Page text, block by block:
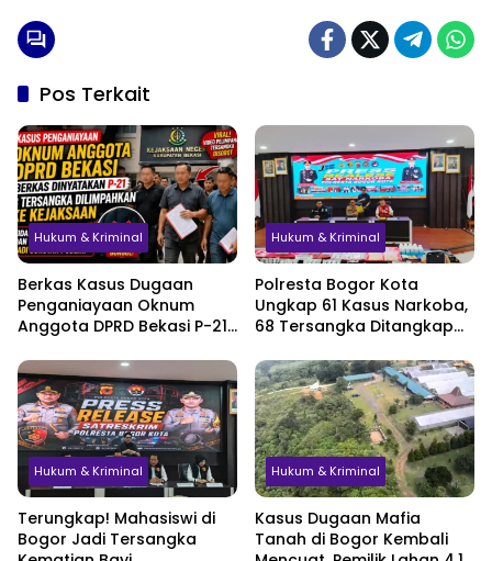
Pos Terkait
Hukum & Kriminal
Berkas Kasus Dugaan
Penganiayaan Oknum
Anggota DPRD Bekasi P-21,
Jadi Sorotan
Hukum & Kriminal
Polresta Bogor Kota
Ungkap 61 Kasus Narkoba,
68 Tersangka Ditangkap
Hukum & Kriminal
Terungkap! Mahasiswi di
Bogor Jadi Tersangka
Hukum & Kriminal
Kasus Dugaan Mafia
Tanah di Bogor Kembali